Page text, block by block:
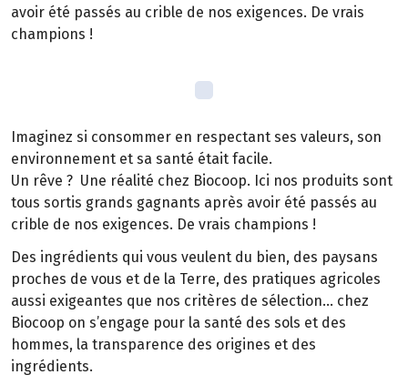
avoir été passés au crible de nos exigences. De vrais
champions !
Imaginez si consommer en respectant ses valeurs, son
environnement et sa santé était facile.
Un rêve ? Une réalité chez Biocoop. Ici nos produits sont
tous sortis grands gagnants après avoir été passés au
crible de nos exigences. De vrais champions !
Des ingrédients qui vous veulent du bien, des paysans
proches de vous et de la Terre, des pratiques agricoles
aussi exigeantes que nos critères de sélection… chez
Biocoop on s’engage pour la santé des sols et des
hommes, la transparence des origines et des
ingrédients.